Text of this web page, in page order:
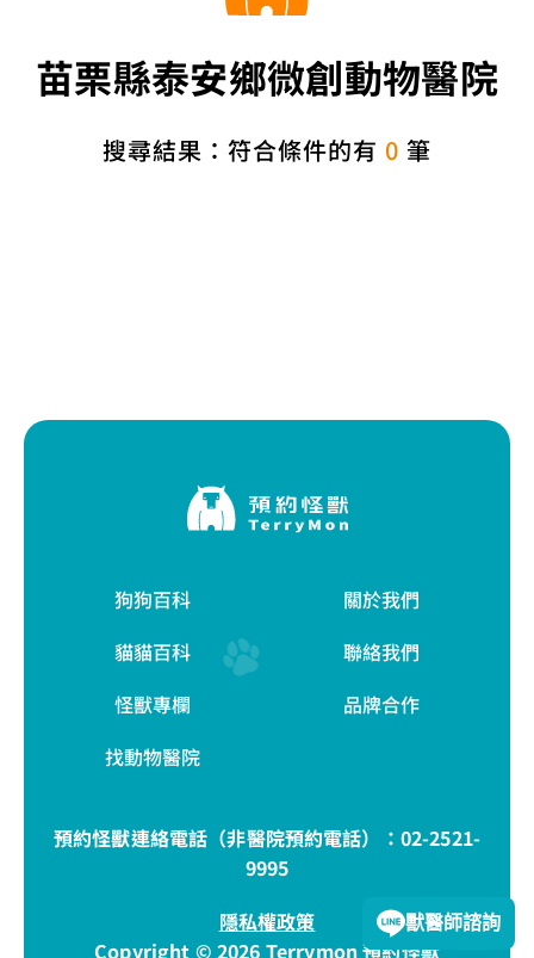
苗栗縣泰安鄉微創動物醫院
搜尋結果：符合條件的有 0 筆
狗狗百科
貓貓百科
怪獸專欄
找動物醫院
關於我們
聯絡我們
品牌合作
預約怪獸連絡電話（非醫院預約電話）： 02-2521-
9995
隱私權政策
Copyright © 2026 Terrymon 預約怪獸
獸醫師諮詢